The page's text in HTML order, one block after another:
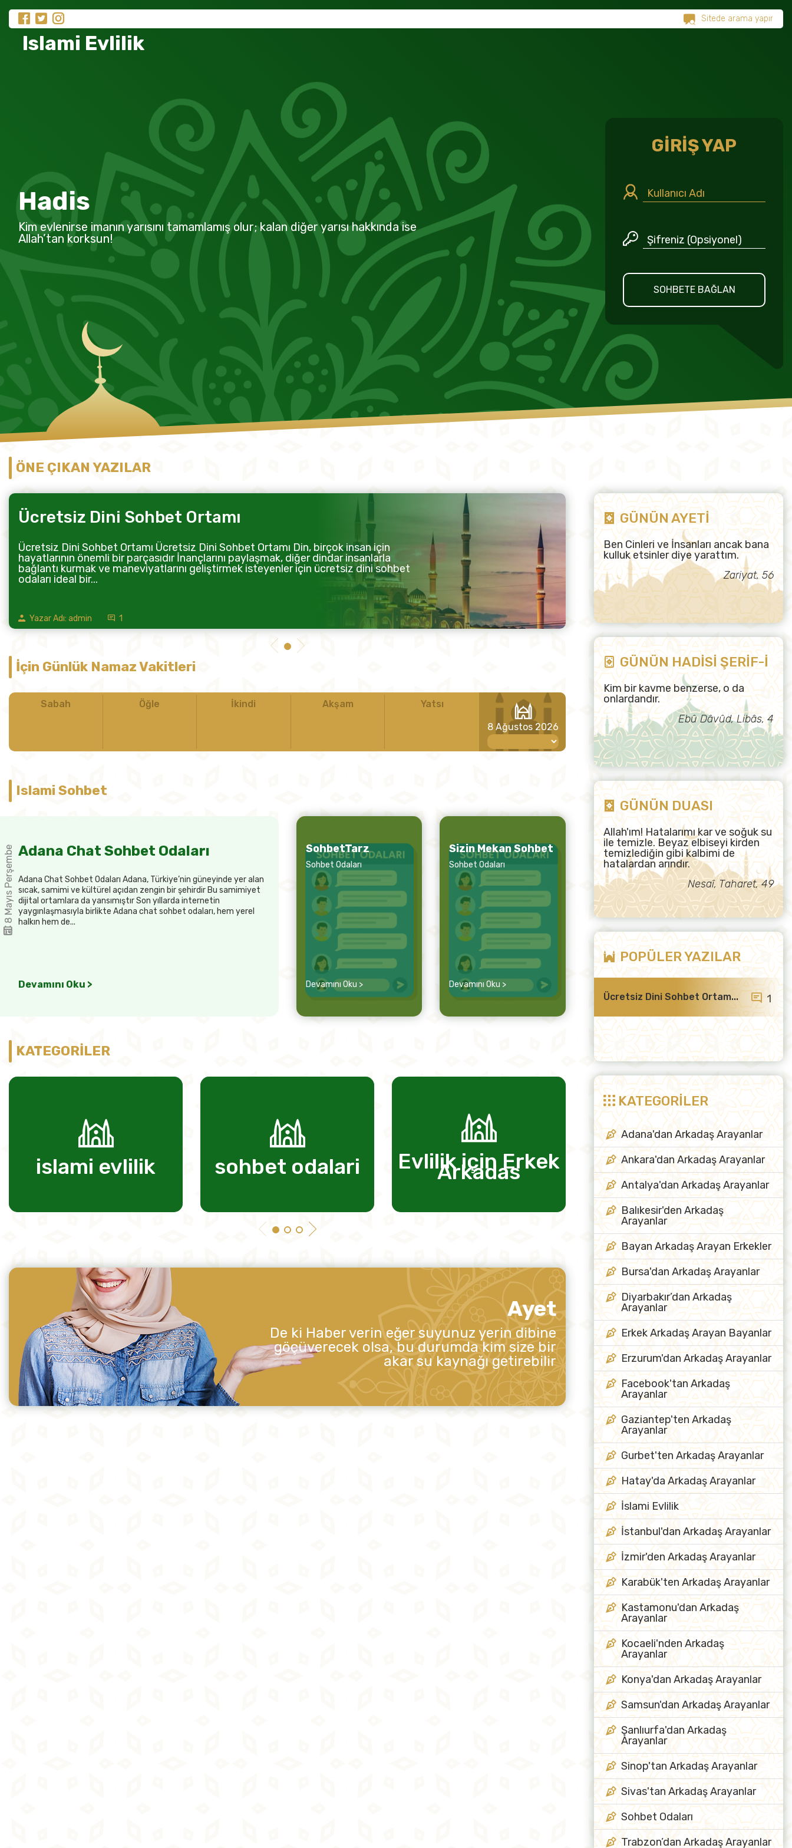
Islami Evlilik
Hadis
Kim evlenirse imanın yarısını tamamlamış olur; kalan diğer yarısı hakkında ise
Allah’tan korksun!
GİRİŞ YAP
SOHBETE BAĞLAN
ÖNE ÇIKAN YAZILAR
Ücretsiz Dini Sohbet Ortamı
Ücretsiz Dini Sohbet Ortamı Ücretsiz Dini Sohbet Ortamı Din, birçok insan için
hayatlarının önemli bir parçasıdır İnançlarını paylaşmak, diğer dindar insanlarla
bağlantı kurmak ve maneviyatlarını geliştirmek isteyenler için ücretsiz dini sohbet
odaları ideal bir...
Yazar Adı: admin 1
İçin Günlük Namaz Vakitleri
Sabah Öğle İkindi Akşam Yatsı
8 Ağustos 2026
Islami Sohbet
8 Mayıs Perşembe Adana Chat Sohbet Odaları
Adana Chat Sohbet Odaları Adana, Türkiye’nin güneyinde yer alan
sıcak, samimi ve kültürel açıdan zengin bir şehirdir Bu samimiyet
dijital ortamlara da yansımıştır Son yıllarda internetin
yaygınlaşmasıyla birlikte Adana chat sohbet odaları, hem yerel
halkın hem de...
Devamını Oku >
SohbetTarz
Sohbet Odaları
Devamını Oku >
Sizin Mekan Sohbet
Sohbet Odaları
Devamını Oku >
KATEGORİLER
islami evlilik sohbet odalari Evlilik için Erkek
Arkadas evlilik için kadın
arkadaş
Ayet
De ki Haber verin eğer suyunuz yerin dibine
göçüverecek olsa, bu durumda kim size bir
akar su kaynağı getirebilir
GÜNÜN AYETİ
Ben Cinleri ve İnsanları ancak bana
kulluk etsinler diye yarattım.
Zariyat, 56
GÜNÜN HADİSİ ŞERİF-İ
Kim bir kavme benzerse, o da
onlardandır.
Ebû Dâvûd, Libâs, 4
GÜNÜN DUASI
Allah'ım! Hatalarımı kar ve soğuk su
ile temizle. Beyaz elbiseyi kirden
temizlediğin gibi kalbimi de
hatalardan arındır.
Nesaî, Taharet, 49
POPÜLER YAZILAR
Ücretsiz Dini Sohbet Ortam... 1
KATEGORİLER
Adana'dan Arkadaş Arayanlar
Ankara'dan Arkadaş Arayanlar
Antalya'dan Arkadaş Arayanlar
Balıkesir'den Arkadaş
Arayanlar
Bayan Arkadaş Arayan Erkekler
Bursa'dan Arkadaş Arayanlar
Diyarbakır’dan Arkadaş
Arayanlar
Erkek Arkadaş Arayan Bayanlar
Erzurum'dan Arkadaş Arayanlar
Facebook'tan Arkadaş
Arayanlar
Gaziantep'ten Arkadaş
Arayanlar
Gurbet'ten Arkadaş Arayanlar
Hatay'da Arkadaş Arayanlar
İslami Evlilik
İstanbul'dan Arkadaş Arayanlar
İzmir'den Arkadaş Arayanlar
Karabük'ten Arkadaş Arayanlar
Kastamonu'dan Arkadaş
Arayanlar
Kocaeli'nden Arkadaş
Arayanlar
Konya'dan Arkadaş Arayanlar
Samsun'dan Arkadaş Arayanlar
Şanlıurfa'dan Arkadaş
Arayanlar
Sinop'tan Arkadaş Arayanlar
Sivas'tan Arkadaş Arayanlar
Sohbet Odaları
Trabzon’dan Arkadaş Arayanlar